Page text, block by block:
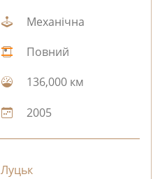
Механічна
Повний
136,000 км
2005
Луцьк